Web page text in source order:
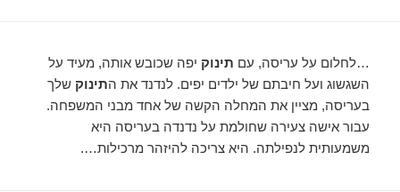
…לחלום על עריסה, עם תינוק יפה שכובש אותה, מעיד על
השגשוג ועל חיבתם של ילדים יפים. לנדנד את התינוק שלך
בעריסה, מציין את המחלה הקשה של אחד מבני המשפחה.
עבור אישה צעירה שחולמת על נדנדה בעריסה היא
משמעותית לנפילתה. היא צריכה להיזהר מרכילות….